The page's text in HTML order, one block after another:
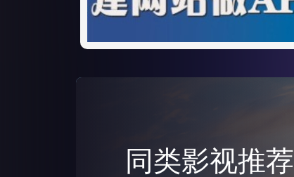
同类影视推荐